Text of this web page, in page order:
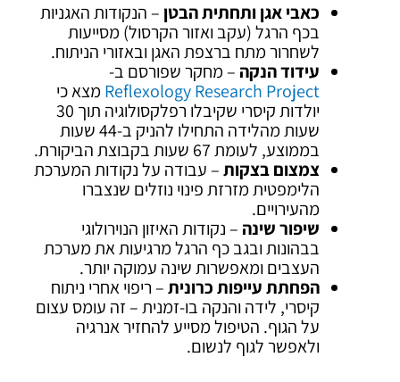
כאבי אגן ותחתית הבטן – הנקודות האגניות
בכף הרגל (עקב ואזור הקרסול) מסייעות
לשחרור מתח ברצפת האגן ובאזורי הניתוח.
עידוד הנקה – מחקר שפורסם ב-
Reflexology Research Project מצא כי
יולדות קיסרי שקיבלו רפלקסולוגיה תוך 30
שעות מהלידה התחילו להניק ב-44 שעות
בממוצע, לעומת 67 שעות בקבוצת הביקורת.
צמצום בצקות– עבודה על נקודות המערכת
הלימפטית מזרזת פינוי נוזלים שנצברו
מהעירויים.
שיפור שינה – נקודות האיזון הנוירולוגי
בבהונות ובגב כף הרגל מרגיעות את מערכת
העצבים ומאפשרות שינה עמוקה יותר.
הפחתת עייפות כרונית– ריפוי אחרי ניתוח
קיסרי, לידה והנקה בו-זמנית – זה עומס עצום
על הגוף. הטיפול מסייע להחזיר אנרגיה
ולאפשר לגוף לנשום.